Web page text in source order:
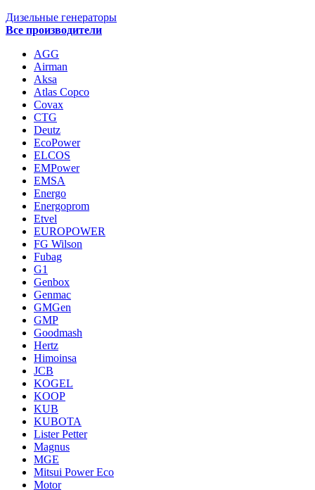
Дизельные генераторы
Все производители
AGG
Airman
Aksa
Atlas Copco
Covax
CTG
Deutz
EcoPower
ELCOS
EMPower
EMSA
Energo
Energoprom
Etvel
EUROPOWER
FG Wilson
Fubag
G1
Genbox
Genmac
GMGen
GMP
Goodmash
Hertz
Himoinsa
JCB
KOGEL
KOOP
KUB
KUBOTA
Lister Petter
Magnus
MGE
Mitsui Power Eco
Motor